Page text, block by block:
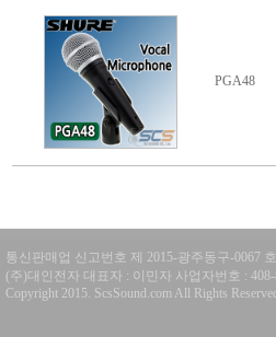
PGA48
통신판매업 신고번호 제 2015-광주동구-0067
(주)대인전자 대표자 : 이민자 사업자번호 :
Copyright 2015. ScsSound.com All Rights